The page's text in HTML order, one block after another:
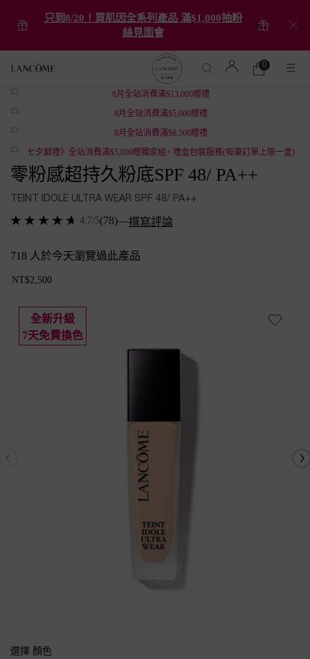
只到8/20！買肌因全系列產品 滿$1,000抽粉
絲見面會
購
0
0 product in cart
Main content
8月全站消費滿$13,000贈禮
8月全站消費滿$5,000贈禮
8月全站消費滿$8,500贈禮
七夕獻禮》全站消費滿$5,000贈獨家組+ 禮盒包裝服務(每筆訂單上限一盒)
零粉感超持久粉底SPF 48/ PA++
TEINT IDOLE ULTRA WEAR SPF 48/ PA++
4.7/5(78)—撰寫評論
718 人於今天瀏覽過此產品
NT$2,500
全新升級
7天免費換色
選擇 顏色